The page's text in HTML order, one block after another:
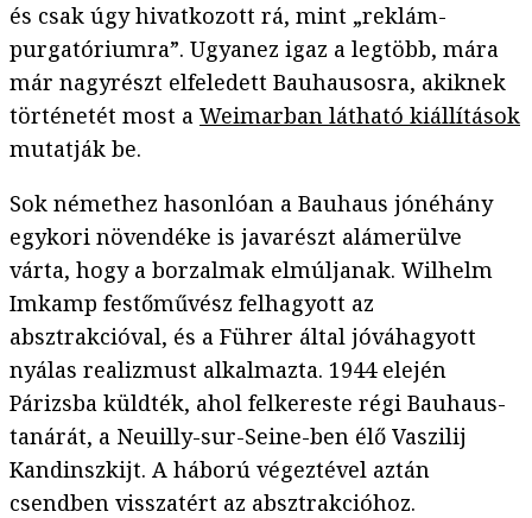
és csak úgy hivatkozott rá, mint „reklám-
purgatóriumra”. Ugyanez igaz a legtöbb, mára
már nagyrészt elfeledett Bauhausosra, akiknek
történetét most a Weimarban látható kiállítások
mutatják be.
Sok némethez hasonlóan a Bauhaus jónéhány
egykori növendéke is javarészt alámerülve
várta, hogy a borzalmak elmúljanak. Wilhelm
Imkamp festőművész felhagyott az
absztrakcióval, és a Führer által jóváhagyott
nyálas realizmust alkalmazta. 1944 elején
Párizsba küldték, ahol felkereste régi Bauhaus-
tanárát, a Neuilly-sur-Seine-ben élő Vaszilij
Kandinszkijt. A háború végeztével aztán
csendben visszatért az absztrakcióhoz.